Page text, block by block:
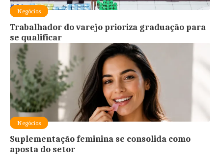
Negócios
Trabalhador do varejo prioriza graduação para
se qualificar
Negócios
Suplementação feminina se consolida como
aposta do setor